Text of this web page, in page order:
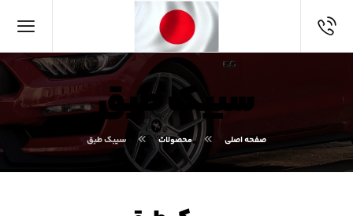
سیبک طبق
صفحه اصلی محصولات سیبک طبق